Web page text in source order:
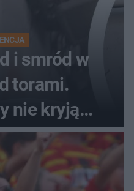
i smród w
torami.
nie kryją